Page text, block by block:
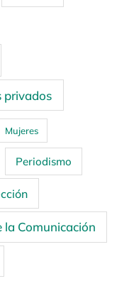
privados
Mujeres
Periodismo
la Comunicación